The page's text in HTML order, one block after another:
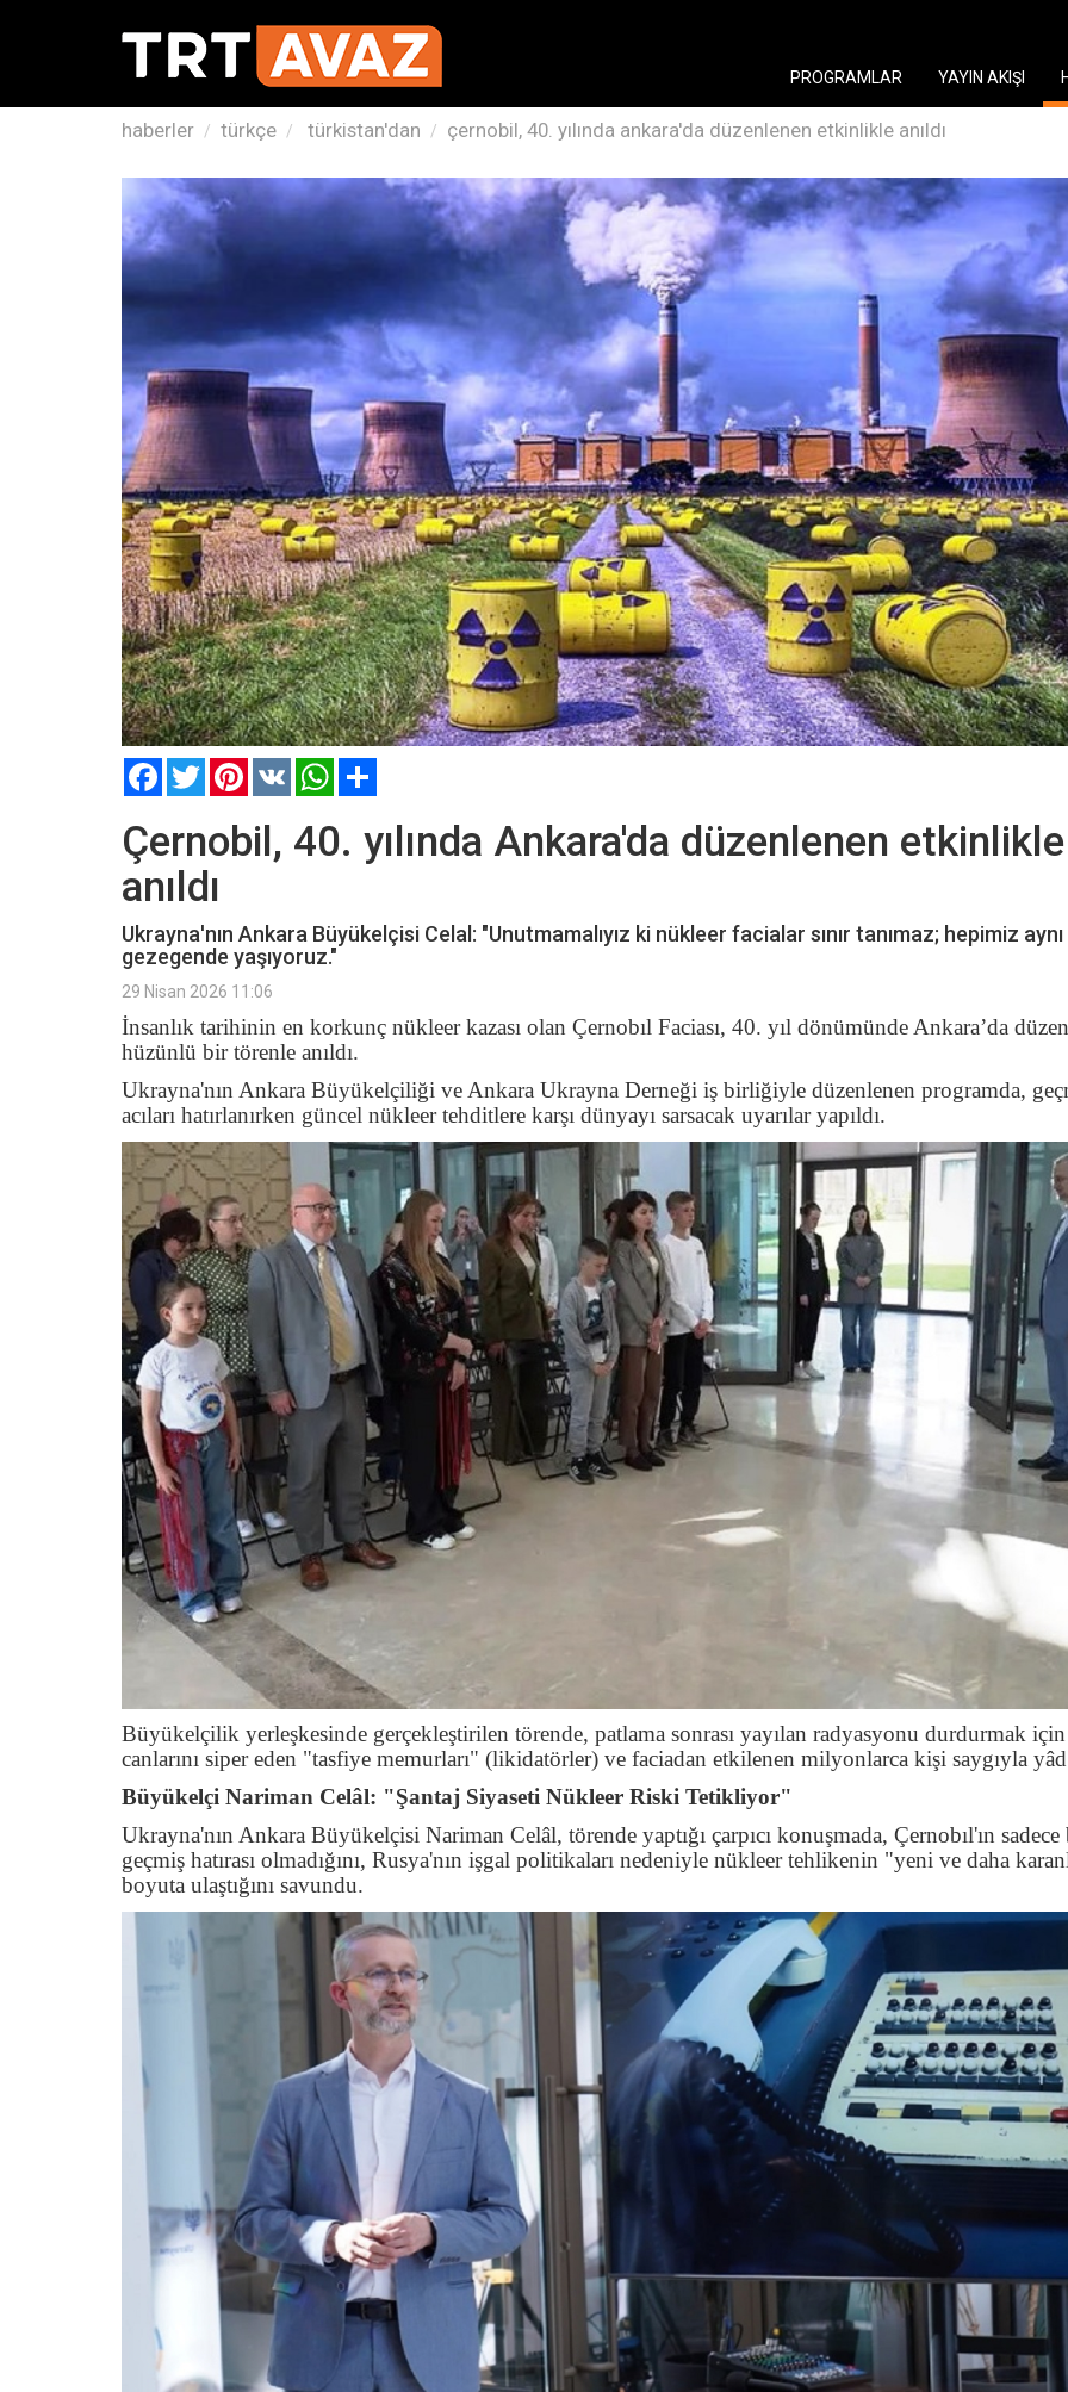
PROGRAMLAR YAYIN AKIŞI
haberler türkçe türkistan'dan çernobil, 40. yılında ankara'da düzenlenen etkinlikle anıldı
FacebookTwitterPinterest
VK WhatsApp
Çernobil, 40. yılında Ankara'da düzenlenen etkinlikle
anıldı
Ukrayna'nın Ankara Büyükelçisi Celal: "Unutmamalıyız ki nükleer facialar sınır tanımaz; hepimiz aynı
gezegende yaşıyoruz."
29 Nisan 2026 11:06
İnsanlık tarihinin en korkunç nükleer kazası olan Çernobıl Faciası, 40. yıl dönümünde Ankara’da
hüzünlü bir törenle anıldı.
Ukrayna'nın Ankara Büyükelçiliği ve Ankara Ukrayna Derneği iş birliğiyle düzenlenen programda,
acıları hatırlanırken güncel nükleer tehditlere karşı dünyayı sarsacak uyarılar yapıldı.
Büyükelçilik yerleşkesinde gerçekleştirilen törende, patlama sonrası yayılan radyasyonu durdurmak için
canlarını siper eden "tasfiye memurları" (likidatörler) ve faciadan etkilenen milyonlarca kişi saygıyla
Büyükelçi Nariman Celâl: "Şantaj Siyaseti Nükleer Riski Tetikliyor"
Ukrayna'nın Ankara Büyükelçisi Nariman Celâl, törende yaptığı çarpıcı konuşmada, Çernobıl'ın sadece
geçmiş hatırası olmadığını, Rusya'nın işgal politikaları nedeniyle nükleer tehlikenin "yeni ve daha
boyuta ulaştığını savundu.